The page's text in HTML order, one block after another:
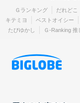
Ｇランキング だれどこ
キテミヨ
ベストオイシー
たびゆかし
Ｇ-Ranking 推